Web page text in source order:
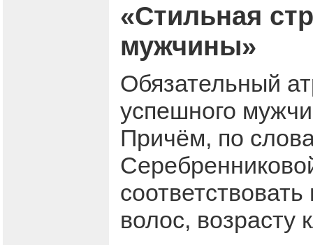
«Стильная
мужчины»
Обязательный
успешного
Причём, по
волос, возрасту